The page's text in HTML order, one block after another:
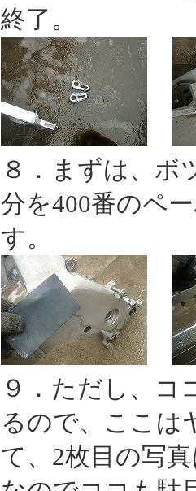
終了。
８．まずは、ボ
分を400番のペ
す。
９．ただし、コ
るので、ここは
て、2枚目の写